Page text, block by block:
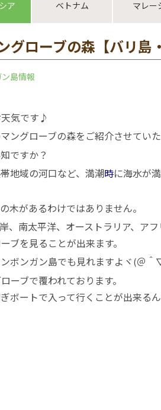
ア ベトナム マレー
グローブの森【バリ島
ン島情報
気です♪
ングローブの森をご紹介させていた
ですか？
地域の河口など、満潮時に海水が
木があるわけではありません。
、南太平洋、オーストラリア、ア
ブを見ることが出来ます。
ボンガン島でも見れますよヾ(＠
ーブで覆われております。
ボートで入って行くことが出来るん